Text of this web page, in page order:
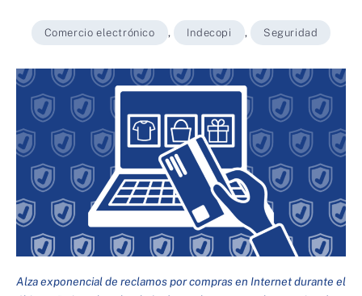
Comercio electrónico , Indecopi , Seguridad
Alza exponencial de reclamos por compras en Internet durante el